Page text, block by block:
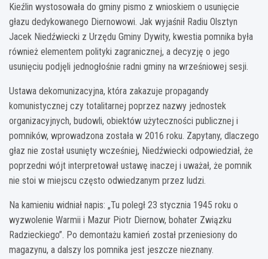
Kieźlin wystosowała do gminy pismo z wnioskiem o usunięcie
głazu dedykowanego Diernowowi. Jak wyjaśnił Radiu Olsztyn
Jacek Niedźwiecki z Urzędu Gminy Dywity, kwestia pomnika była
również elementem polityki zagranicznej, a decyzję o jego
usunięciu podjęli jednogłośnie radni gminy na wrześniowej sesji.
Ustawa dekomunizacyjna, która zakazuje propagandy
komunistycznej czy totalitarnej poprzez nazwy jednostek
organizacyjnych, budowli, obiektów użyteczności publicznej i
pomników, wprowadzona została w 2016 roku. Zapytany, dlaczego
głaz nie został usunięty wcześniej, Niedźwiecki odpowiedział, że
poprzedni wójt interpretował ustawę inaczej i uważał, że pomnik
nie stoi w miejscu często odwiedzanym przez ludzi.
Na kamieniu widniał napis: „Tu poległ 23 stycznia 1945 roku o
wyzwolenie Warmii i Mazur Piotr Diernow, bohater Związku
Radzieckiego”. Po demontażu kamień został przeniesiony do
magazynu, a dalszy los pomnika jest jeszcze nieznany.